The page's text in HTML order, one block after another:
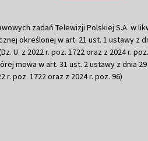
zadań Telewizji Polskiej S.A. w
określonej w art. 21 ust. 1 ustawy z
U. z 2022 r. poz. 1722 oraz z 2024 r.
mowa w art. 31 ust. 2 ustawy z dnia
r. poz. 1722 oraz z 2024 r. poz. 96)